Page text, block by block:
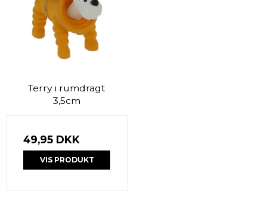
Terry i rumdragt
3,5cm
49,95 DKK
VIS PRODUKT